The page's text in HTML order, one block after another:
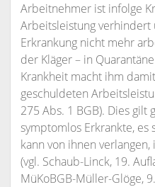
Arbeitnehmer ist infolge
Arbeitsleistung
Erkrankung nicht mehr
der Kläger – in
Krankheit macht ihm
geschuldeten
275 Abs. 1 BGB). Dies gilt
symptomlos Erkrankte,
kann von ihnen
(vgl. Schaub-Linck, 19.
MüKoBGB-Müller-Glöge,